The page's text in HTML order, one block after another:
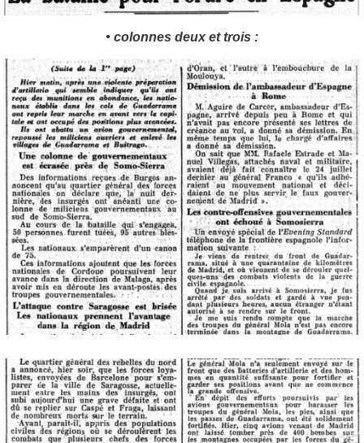
• colonnes deux et trois :